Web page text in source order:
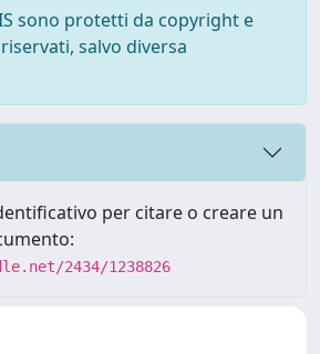
sono protetti da copyright e
salvo diversa
per citare o creare un
2434/1238826